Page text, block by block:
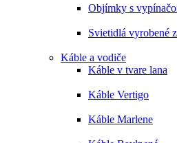
Objímky s
Svietidlá vyrobené
Káble a vodiče
Káble v tvare lana
Káble Vertigo
Káble Marlene